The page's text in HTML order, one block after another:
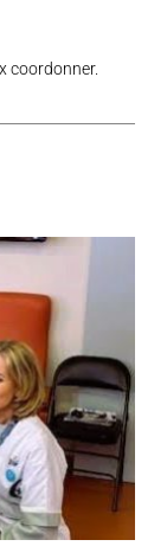
coordonner.